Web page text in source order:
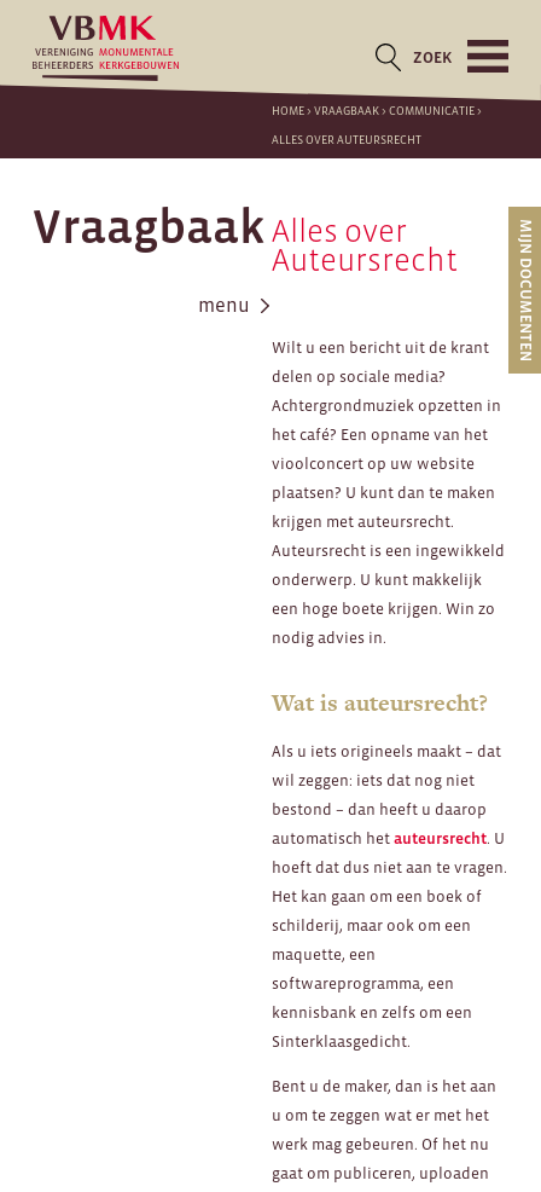
ZOEK
HOME>VRAAGBAAK>COMMUNICATIE>
ALLES OVER AUTEURSRECHT
Vraagbaak
menu MIJN DOCUMENTEN
Alles over
Auteursrecht
Wilt u een bericht uit de krant
delen op sociale media?
Achtergrondmuziek opzetten in
het café? Een opname van het
vioolconcert op uw website
plaatsen? U kunt dan te maken
krijgen met auteursrecht.
Auteursrecht is een ingewikkeld
onderwerp. U kunt makkelijk
een hoge boete krijgen. Win zo
nodig advies in.
Wat is auteursrecht?
Als u iets origineels maakt – dat
wil zeggen: iets dat nog niet
bestond – dan heeft u daarop
automatisch hetauteursrecht. U
hoeft dat dus niet aan te vragen.
Het kan gaan om een boek of
schilderij, maar ook om een
maquette, een
softwareprogramma, een
kennisbank en zelfs om een
Sinterklaasgedicht.
Bent u de maker, dan is het aan
u om te zeggen wat er met het
werk mag gebeuren. Of het nu
gaat om publiceren, uploaden